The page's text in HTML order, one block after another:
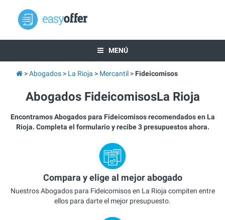
MENÚ
Abogados La Rioja Mercantil Fideicomisos
Abogados FideicomisosLa Rioja
Encontramos Abogados para Fideicomisos recomendados en La
Rioja. Completa el formulario y recibe 3 presupuestos ahora.
Compara y elige al mejor abogado
Nuestros Abogados para Fideicomisos en La Rioja compiten entre
ellos para darte el mejor presupuesto.